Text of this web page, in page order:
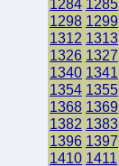
1284 1285
1298 1299
1312 1313
1326 1327
1340 1341
1354 1355
1368 1369
1382 1383
1396 1397
1410 1411